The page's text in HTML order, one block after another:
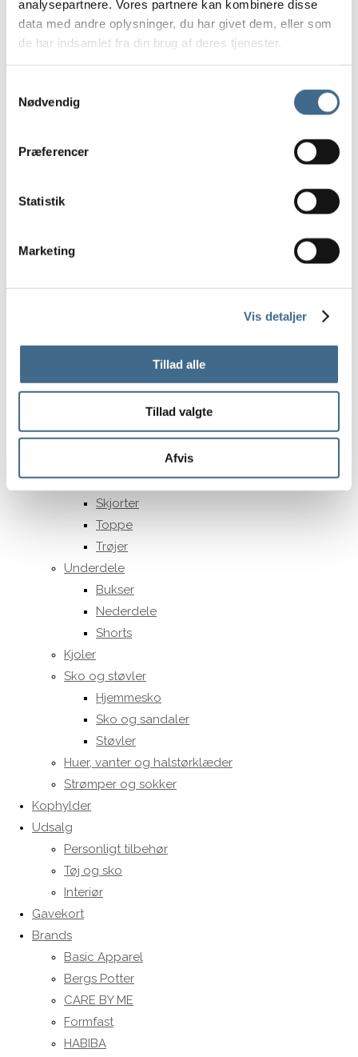
analysepartnere. Vores partnere kan kombinere disse
data med andre oplysninger, du har givet dem, eller som
de har indsamlet fra din brug af deres tjenester.
Nødvendig
Præferencer
Statistik
Marketing
Vis detaljer
Tillad alle
Tillad valgte
Afvis
Pudefyld
Sengetæpper
Tehætter
Refleksfrie rammer
A4
Overdele
Jakker og veste
Skjorter
Toppe
Trøjer
Underdele
Bukser
Nederdele
Shorts
Kjoler
Sko og støvler
Hjemmesko
Sko og sandaler
Støvler
Huer, vanter og halstørklæder
Strømper og sokker
Kophylder
Udsalg
Personligt tilbehør
Tøj og sko
Interiør
Gavekort
Brands
Basic Apparel
Bergs Potter
CARE BY ME
Formfast
HABIBA